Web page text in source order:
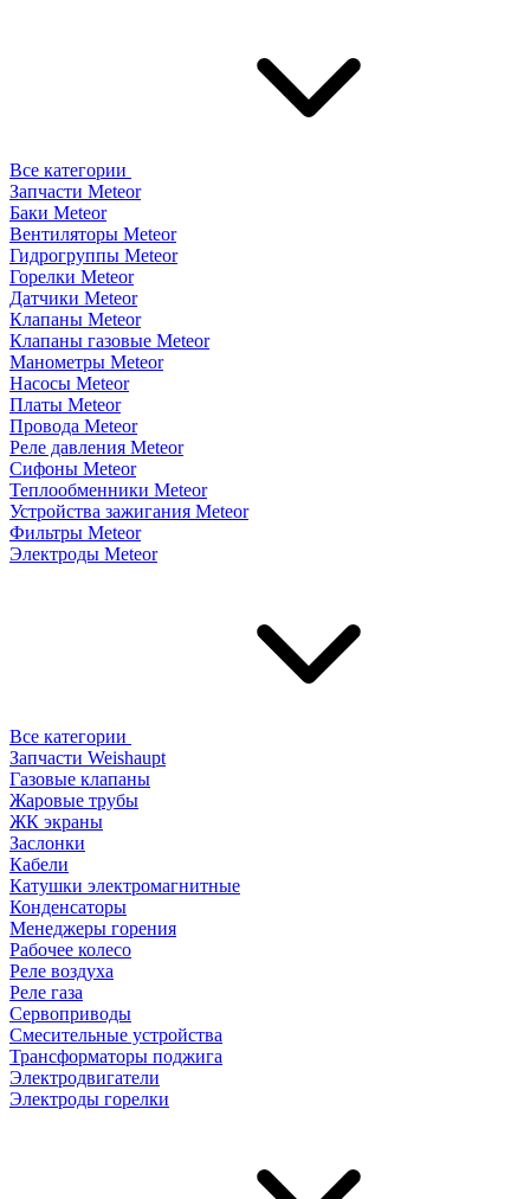
Все категории
Запчасти Meteor
Баки Meteor
Вентиляторы Meteor
Гидрогруппы Meteor
Горелки Meteor
Датчики Meteor
Клапаны Meteor
Клапаны газовые Meteor
Манометры Meteor
Насосы Meteor
Платы Meteor
Провода Meteor
Реле давления Meteor
Сифоны Meteor
Теплообменники Meteor
Устройства зажигания Meteor
Фильтры Meteor
Электроды Meteor
Все категории
Запчасти Weishaupt
Газовые клапаны
Жаровые трубы
ЖК экраны
Заслонки
Кабели
Катушки электромагнитные
Конденсаторы
Менеджеры горения
Рабочее колесо
Реле воздухa
Реле газа
Сервоприводы
Смесительные устройства
Трансформаторы поджига
Электродвигатели
Электроды горелки